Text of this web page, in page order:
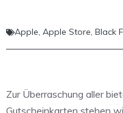
Apple, Apple Store, Black
Zur Überraschung aller